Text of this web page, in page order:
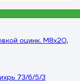
оцинк. М8x20,